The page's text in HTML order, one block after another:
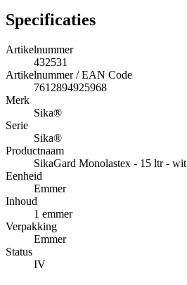
Specificaties
Artikelnummer
432531
Artikelnummer / EAN Code
7612894925968
Merk
Sika®
Serie
Sika®
Productnaam
SikaGard Monolastex - 15 ltr - wit
Eenheid
Emmer
Inhoud
1 emmer
Verpakking
Emmer
Status
IV